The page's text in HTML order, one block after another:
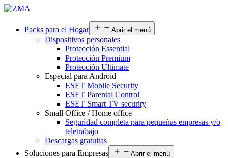
Packs para el Hogar Abrir el menú
Dispositivos personales
Protección Essential
Protección Premium
Protección Ultimate
Especial para Android
ESET Mobile Security
ESET Parental Control
ESET Smart TV security
Small Office / Home office
Seguridad completa para pequeñas empresas y/o
teletrabajo
Descargas gratuitas
Soluciones para Empresas
Abrir el menú